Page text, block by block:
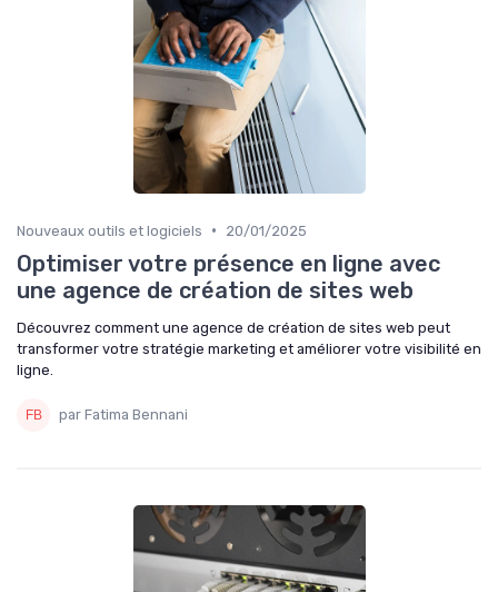
Nouveaux outils et logiciels • 20/01/2025
Optimiser votre présence en ligne avec
une agence de création de sites web
Découvrez comment une agence de création de sites web peut
transformer votre stratégie marketing et améliorer votre visibilité en
ligne.
par Fatima Bennani